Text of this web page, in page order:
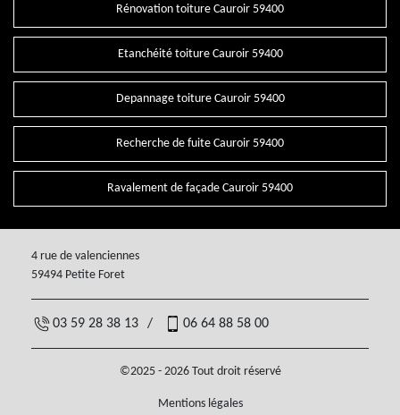
Rénovation toiture Cauroir 59400
Etanchéité toiture Cauroir 59400
Depannage toiture Cauroir 59400
Recherche de fuite Cauroir 59400
Ravalement de façade Cauroir 59400
4 rue de valenciennes
59494 Petite Foret
03 59 28 38 13 / 06 64 88 58 00
©2025 - 2026 Tout droit réservé
Mentions légales